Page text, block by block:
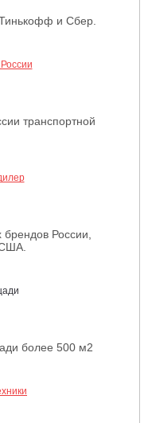
Тинькофф и Сбер.
транспортной
России,
более 500 м2